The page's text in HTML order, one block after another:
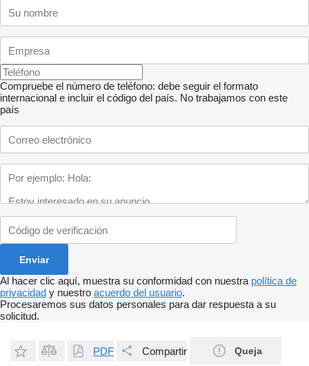
Compruebe el número de teléfono: debe seguir el formato
internacional e incluir el código del país. No trabajamos con este
país
Al hacer clic aquí, muestra su conformidad con nuestra política de
privacidad y nuestro acuerdo del usuario.
Procesaremos sus datos personales para dar respuesta a su
solicitud.
PDF Compartir Queja